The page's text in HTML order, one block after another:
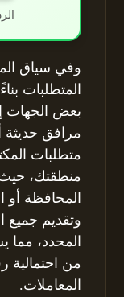
وفي سياق
المتطلبات
بعض الجهات
مرافق حديثة
متطلبات
منطقتك،
المحافظة أو
وتقديم جميع
المحدد، مما
من احتمالية
المعاملات.